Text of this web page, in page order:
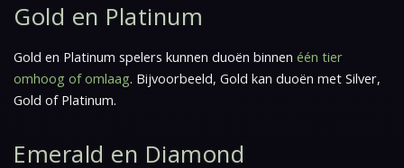
Gold en Platinum
Gold en Platinum spelers kunnen duoën binnen één tier
omhoog of omlaag. Bijvoorbeeld, Gold kan duoën met Silver,
Gold of Platinum.
Emerald en Diamond